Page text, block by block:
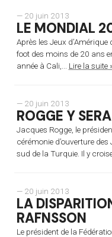
— 20 juin 2013
LE MONDIAL
Après les Jeux
foot des moins de 20 ans
année à Cali,... Lire la suite
— 20 juin 2013
ROGGE Y SERA
Jacques Rogge, le
cérémonie d’ouverture
sud de la Turquie. Il y
— 20 juin 2013
LA
RAFNSSON
Le président de la